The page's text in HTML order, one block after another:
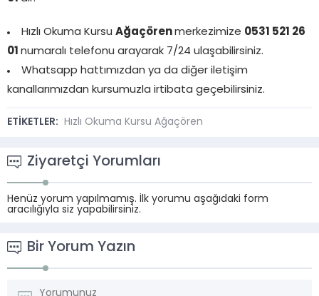
Hızlı Okuma Kursu Ağaçören merkezimize 0531 521 26
01 numaralı telefonu arayarak 7/24 ulaşabilirsiniz.
Whatsapp hattımızdan ya da diğer iletişim
kanallarımızdan kursumuzla irtibata geçebilirsiniz.
ETİKETLER: Hızlı Okuma Kursu Ağaçören
Ziyaretçi Yorumları
Henüz yorum yapılmamış. İlk yorumu aşağıdaki form
aracılığıyla siz yapabilirsiniz.
Bir Yorum Yazın